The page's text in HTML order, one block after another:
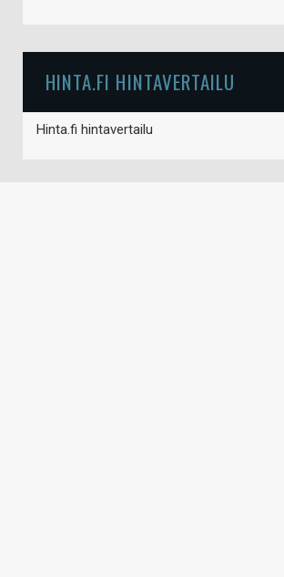
HINTA.FI HINTAVERTAILU
Hinta.fi hintavertailu